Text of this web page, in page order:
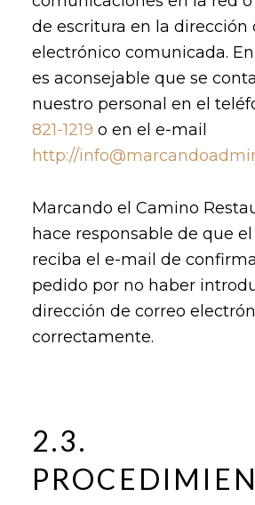
de escritura en la dirección
electrónico comunicada.
es aconsejable que se
nuestro personal en el
821-1219 o en el e-mail
http://
Marcando el Camino
hace responsable de que
reciba el e-mail de
pedido por no haber
dirección de correo
correctamente.
2.3.